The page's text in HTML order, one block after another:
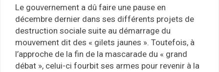
Le gouvernement a dû faire une pause en
décembre dernier dans ses différents projets de
destruction sociale suite au démarrage du
mouvement dit des « gilets jaunes ». Toutefois, à
l’approche de la fin de la mascarade du « grand
débat », celui-ci fourbit ses armes pour revenir à la